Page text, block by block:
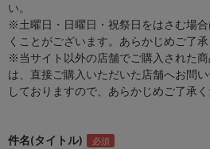
い。
※土曜日・日曜日・祝祭日をはさむ場
くことがございます。あらかじめご了承
※当サイト以外の店舗でご購入された
は、直接ご購入いただいた店舗へお問
しておりますので、あらかじめご了承く
件名(タイトル)